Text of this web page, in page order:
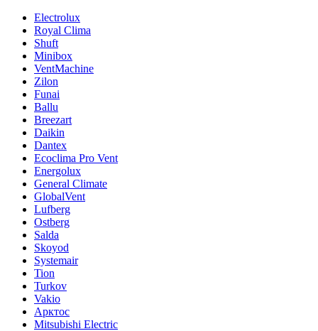
Electrolux
Royal Clima
Shuft
Minibox
VentMachine
Zilon
Funai
Ballu
Breezart
Daikin
Dantex
Ecoclima Pro Vent
Energolux
General Climate
GlobalVent
Lufberg
Ostberg
Salda
Skoyod
Systemair
Tion
Turkov
Vakio
Арктос
Mitsubishi Electric